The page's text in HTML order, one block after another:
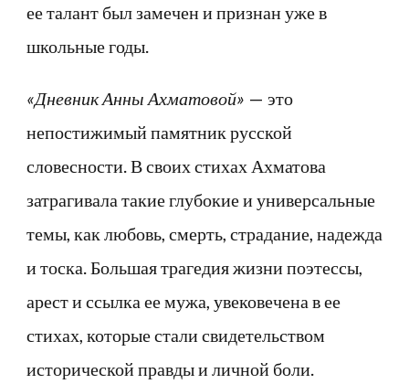
ее талант был замечен и признан уже в
школьные годы.
«Дневник Анны Ахматовой» — это
непостижимый памятник русской
словесности. В своих стихах Ахматова
затрагивала такие глубокие и универсальные
темы, как любовь, смерть, страдание, надежда
и тоска. Большая трагедия жизни поэтессы,
арест и ссылка ее мужа, увековечена в ее
стихах, которые стали свидетельством
исторической правды и личной боли.